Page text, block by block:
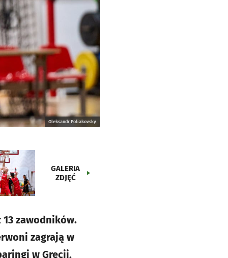
Oleksandr Poliakovsky
GALERIA
ZDJĘĆ
zawodników.
zagrają w
w Grecji,